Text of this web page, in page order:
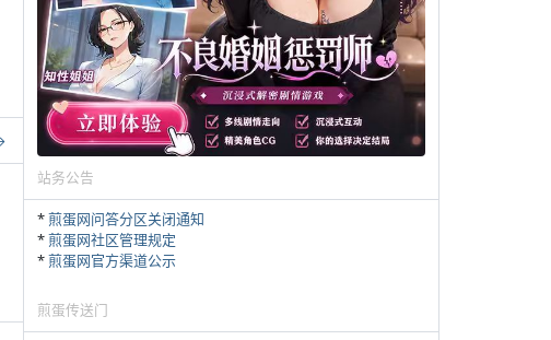
站务公告
*煎蛋网问答分区关闭通知
*煎蛋网社区管理规定
*煎蛋网官方渠道公示
煎蛋传送门